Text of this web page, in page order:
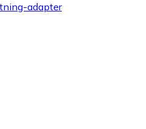
adapter